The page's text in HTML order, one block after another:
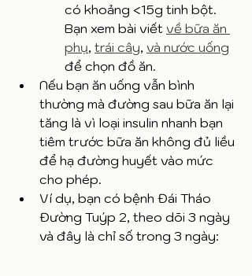
có khoảng <15g tinh bột.
Bạn xem bài viết về bữa ăn
phụ, trái cây, và nước uống
để chọn đồ ăn.
Nếu bạn ăn uống vẫn bình
thường mà đường sau bữa ăn lại
tăng là vì loại insulin nhanh bạn
tiêm trước bữa ăn không đủ liều
để hạ đường huyết vào mức
cho phép.
Ví dụ, bạn có bệnh Đái Tháo
Đường Tuýp 2, theo dõi 3 ngày
và đây là chỉ số trong 3 ngày: